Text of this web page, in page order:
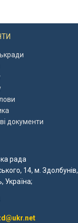
документи
рада
14, м. Здолбунів,
Україна;